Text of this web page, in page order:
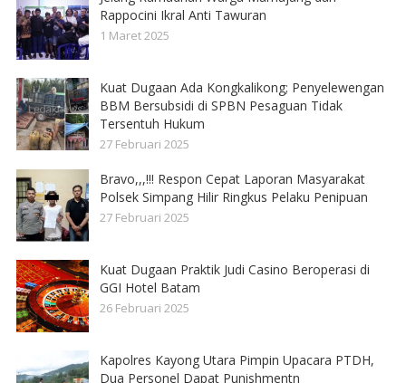
Rappocini Ikral Anti Tawuran
1 Maret 2025
Kuat Dugaan Ada Kongkalikong; Penyelewengan
BBM Bersubsidi di SPBN Pesaguan Tidak
Tersentuh Hukum
27 Februari 2025
Bravo,,,!!! Respon Cepat Laporan Masyarakat
Polsek Simpang Hilir Ringkus Pelaku Penipuan
27 Februari 2025
Kuat Dugaan Praktik Judi Casino Beroperasi di
GGI Hotel Batam
26 Februari 2025
Kapolres Kayong Utara Pimpin Upacara PTDH,
Dua Personel Dapat Punishmentn